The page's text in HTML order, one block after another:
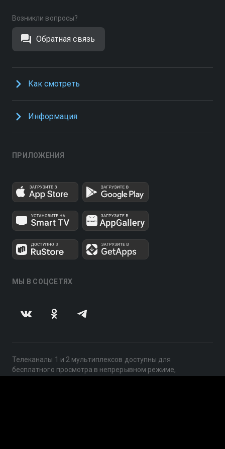
Возникли вопросы?
Обратная связь
Как смотреть
Информация
ПРИЛОЖЕНИЯ
МЫ В СОЦСЕТЯХ
Телеканалы 1 и 2 мультиплексов доступны для
бесплатного просмотра в непрерывном режиме,